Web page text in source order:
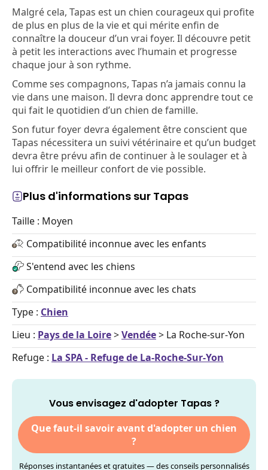
Malgré cela, Tapas est un chien courageux qui profite
de plus en plus de la vie et qui mérite enfin de
connaître la douceur d’un vrai foyer. Il découvre petit
à petit les interactions avec l’humain et progresse
chaque jour à son rythme.
Comme ses compagnons, Tapas n’a jamais connu la
vie dans une maison. Il devra donc apprendre tout ce
qui fait le quotidien d’un chien de famille.
Son futur foyer devra également être conscient que
Tapas nécessitera un suivi vétérinaire et qu’un budget
devra être prévu afin de continuer à le soulager et à
lui offrir le meilleur confort de vie possible.
Plus d'informations sur Tapas
Taille : Moyen
Compatibilité inconnue avec les enfants
S'entend avec les chiens
Compatibilité inconnue avec les chats
Type : Chien
Lieu : Pays de la Loire>Vendée> La Roche-sur-Yon
Refuge : La SPA - Refuge de La-Roche-Sur-Yon
Vous envisagez d'adopter Tapas ?
Que faut-il savoir avant d'adopter un chien
?
Réponses instantanées et gratuites — des conseils personnalisés